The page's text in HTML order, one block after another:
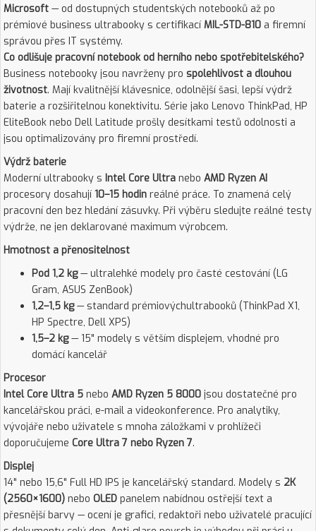
Microsoft — od dostupných studentských notebooků až po
prémiové business ultrabooky s certifikací MIL-STD-810 a firemní
správou přes IT systémy.
Co odlišuje pracovní notebook od herního nebo spotřebitelského?
Business notebooky jsou navrženy pro spolehlivost a dlouhou
životnost. Mají kvalitnější klávesnice, odolnější šasi, lepší výdrž
baterie a rozšiřitelnou konektivitu. Série jako Lenovo ThinkPad, HP
EliteBook nebo Dell Latitude prošly desítkami testů odolnosti a
jsou optimalizovány pro firemní prostředí.
Výdrž baterie
Moderní ultrabooky s Intel Core Ultra nebo AMD Ryzen AI
procesory dosahují 10–15 hodin reálné práce. To znamená celý
pracovní den bez hledání zásuvky. Při výběru sledujte reálné testy
výdrže, ne jen deklarované maximum výrobcem.
Hmotnost a přenositelnost
Pod 1,2 kg— ultralehké modely pro časté cestování (LG
Gram, ASUS ZenBook)
1,2–1,5 kg— standard prémiovýchultrabooků (ThinkPad X1,
HP Spectre, Dell XPS)
1,5–2 kg— 15" modely s větším displejem, vhodné pro
domácí kancelář
Procesor
Intel Core Ultra 5 nebo AMD Ryzen 5 8000 jsou dostatečné pro
kancelářskou práci, e-mail a videokonference. Pro analytiky,
vývojáře nebo uživatele s mnoha záložkami v prohlížeči
doporučujeme Core Ultra 7 nebo Ryzen 7.
Displej
14" nebo 15,6" Full HD IPS je kancelářský standard. Modely s 2K
(2560×1600) nebo OLED panelem nabídnou ostřejší text a
přesnější barvy — ocení je grafici, redaktoři nebo uživatelé pracující